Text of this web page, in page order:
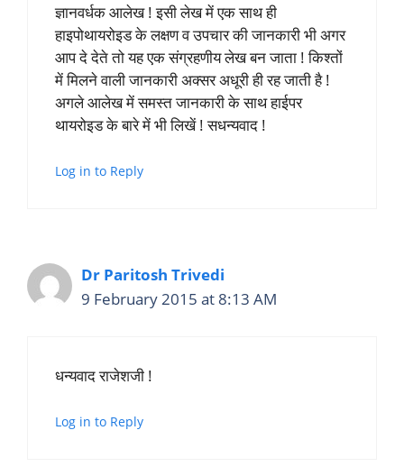
ज्ञानवर्धक आलेख ! इसी लेख में एक साथ ही
हाइपोथायरोइड के लक्षण व उपचार की जानकारी भी अगर
आप दे देते तो यह एक संग्रहणीय लेख बन जाता ! किश्तों
में मिलने वाली जानकारी अक्सर अधूरी ही रह जाती है !
अगले आलेख में समस्त जानकारी के साथ हाईपर
थायरोइड के बारे में भी लिखें ! सधन्यवाद !
Log in to Reply
Dr Paritosh Trivedi
9 February 2015 at 8:13 AM
धन्यवाद राजेशजी !
Log in to Reply